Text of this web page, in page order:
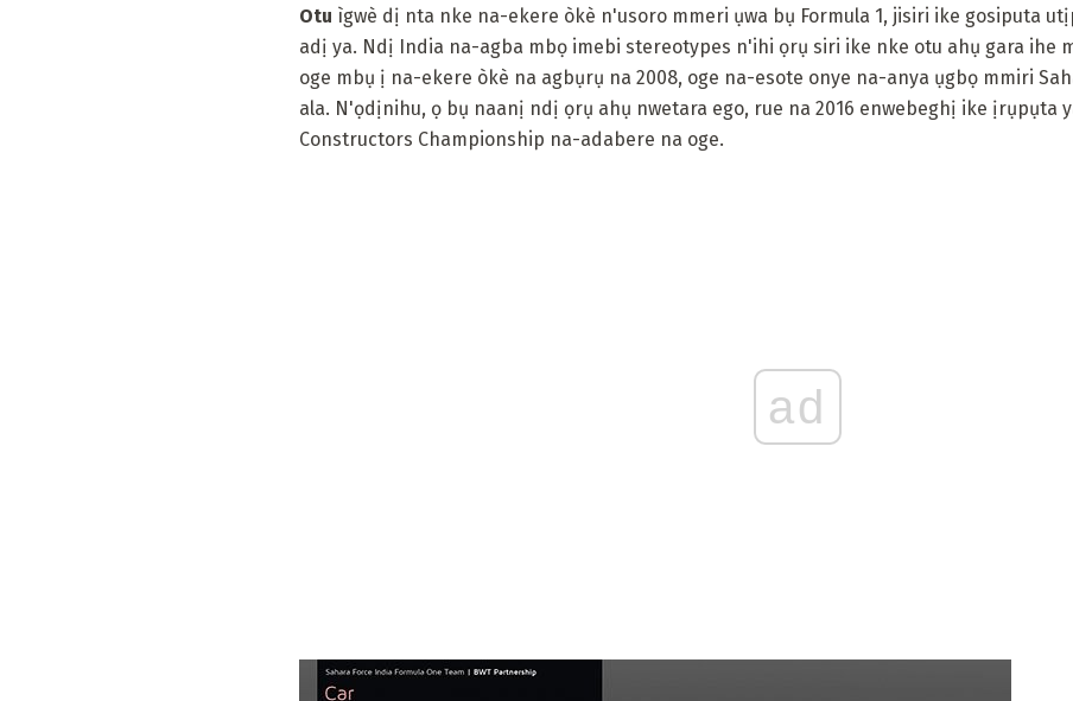
Otu ìgwè dị nta nke na-ekere òkè n'usoro mmeri ụwa bụ Formula 1, jisiri ike gosiputa
adị ya. Ndị India na-agba mbọ imebi stereotypes n'ihi ọrụ siri ike nke otu ahụ gara ihe
oge mbụ ị na-ekere òkè na agbụrụ na 2008, oge na-esote onye na-anya ụgbọ mmiri
ala. N'ọdịnihu, ọ bụ naanị ndị ọrụ ahụ nwetara ego, rue na 2016 enwebeghị ike ịrụpụta
Constructors Championship na-adabere na oge.
ad